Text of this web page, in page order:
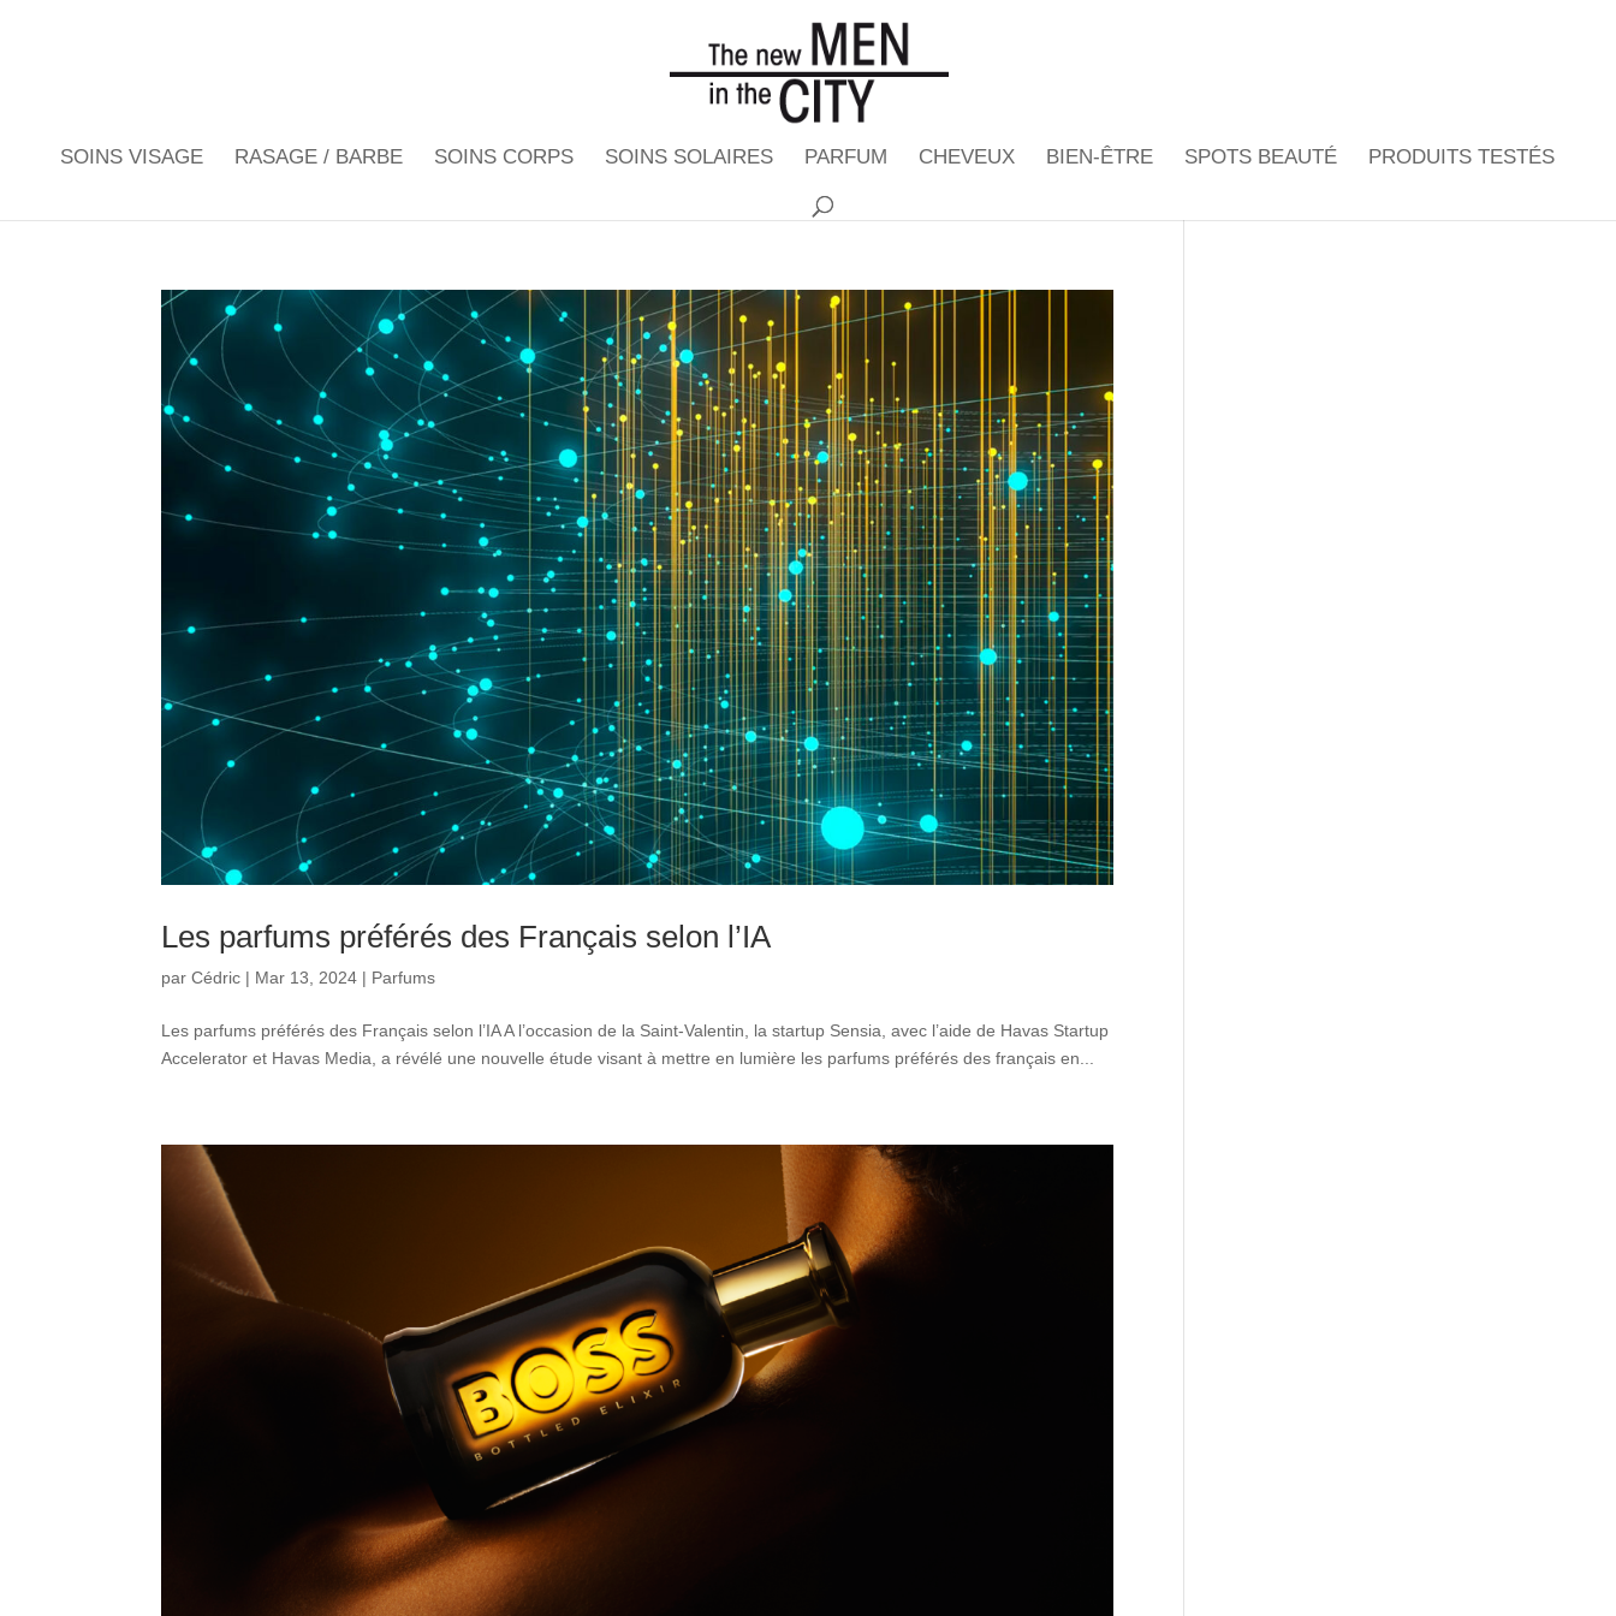
SOINS VISAGE RASAGE / BARBE SOINS CORPS SOINS SOLAIRES PARFUM CHEVEUX BIEN-ÊTRE SPOTS BEAUTÉ PRODUITS TESTÉS
Les parfums préférés des Français selon l’IA
parCédric | Mar 13, 2024 | Parfums
Les parfums préférés des Français selon l’IA A l’occasion de la Saint-Valentin, la startup Sensia, avec l’aide de Havas Startup
Accelerator et Havas Media, a révélé une nouvelle étude visant à mettre en lumière les parfums préférés des français en...